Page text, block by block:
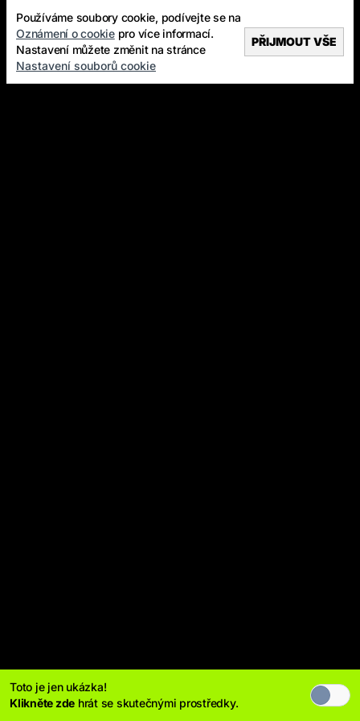
Toto je jen ukázka!
Klikněte zde hrát se skutečnými prostředky.
Používáme soubory cookie, podívejte se na
Oznámení o cookiepro více informací.
Nastavení můžete změnit na stránce
Nastavení souborů cookie
PŘIJMOUT VŠE